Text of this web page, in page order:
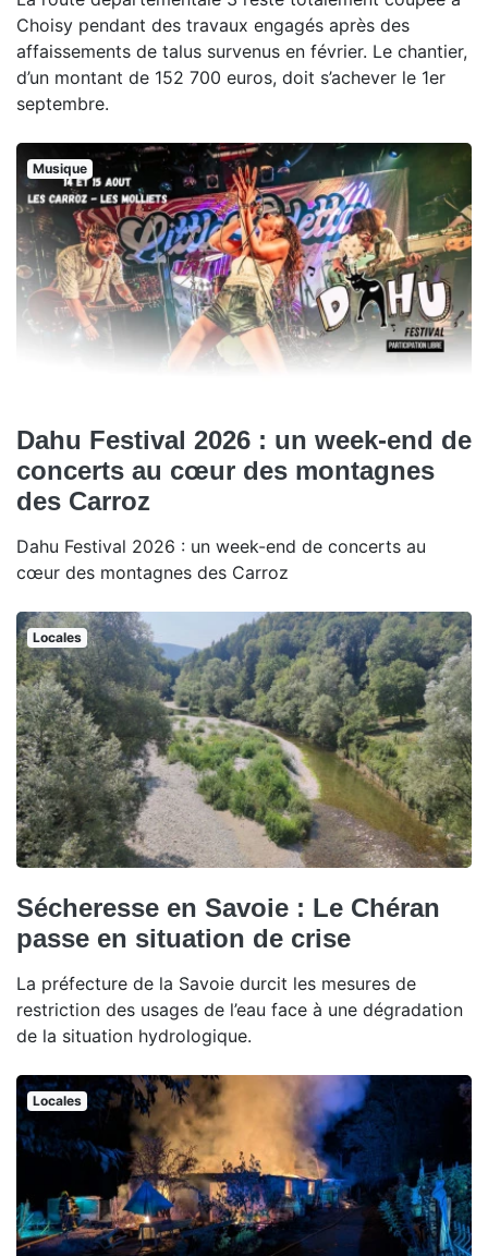
Choisy pendant des travaux engagés après des
affaissements de talus survenus en février. Le chantier,
d’un montant de 152 700 euros, doit s’achever le 1er
septembre.
Musique
Dahu Festival 2026 : un week-end de
concerts au cœur des montagnes
des Carroz
Dahu Festival 2026 : un week-end de concerts au
cœur des montagnes des Carroz
Locales
Sécheresse en Savoie : Le Chéran
passe en situation de crise
La préfecture de la Savoie durcit les mesures de
restriction des usages de l’eau face à une dégradation
de la situation hydrologique.
Locales